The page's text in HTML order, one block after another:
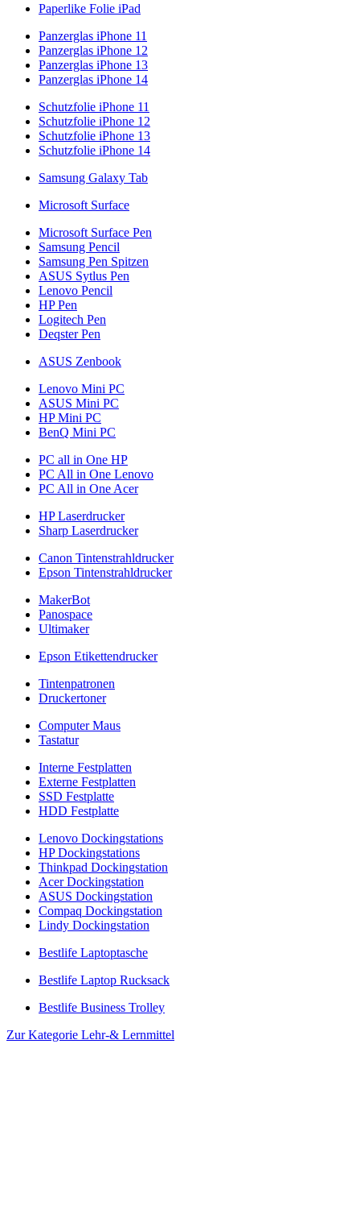
Paperlike Folie iPad
Panzerglas iPhone 11
Panzerglas iPhone 12
Panzerglas iPhone 13
Panzerglas iPhone 14
Schutzfolie iPhone 11
Schutzfolie iPhone 12
Schutzfolie iPhone 13
Schutzfolie iPhone 14
Samsung Galaxy Tab
Microsoft Surface
Microsoft Surface Pen
Samsung Pencil
Samsung Pen Spitzen
ASUS Sytlus Pen
Lenovo Pencil
HP Pen
Logitech Pen
Deqster Pen
ASUS Zenbook
Lenovo Mini PC
ASUS Mini PC
HP Mini PC
BenQ Mini PC
PC all in One HP
PC All in One Lenovo
PC All in One Acer
HP Laserdrucker
Sharp Laserdrucker
Canon Tintenstrahldrucker
Epson Tintenstrahldrucker
MakerBot
Panospace
Ultimaker
Epson Etikettendrucker
Tintenpatronen
Druckertoner
Computer Maus
Tastatur
Interne Festplatten
Externe Festplatten
SSD Festplatte
HDD Festplatte
Lenovo Dockingstations
HP Dockingstations
Thinkpad Dockingstation
Acer Dockingstation
ASUS Dockingstation
Compaq Dockingstation
Lindy Dockingstation
Bestlife Laptoptasche
Bestlife Laptop Rucksack
Bestlife Business Trolley
Zur Kategorie Lehr-& Lernmittel